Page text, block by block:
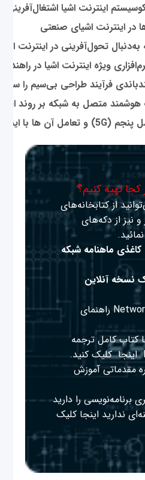
اینترنت اشیا اشتغال‌آفرینى
در اینترنت اشیاى صنعتى
به‌دنبال تحول‌آفرینى در اینترنت اشیا
ویژه اینترنت اشیا در راهند
فرآیند طراحى بى‌سیم را ساده
هوشمند متصل به شبکه بر روند
پنجم (
5G
)و تعامل آن ها با
کجا تهیه کنیم؟
از کتابخانه‌های
نیز از دکه‌های
ماهنامه شبکه
نسخه آنلاین
+Network راهنمای
کتاب کامل ترجمه
اینجا کلیک کنید.
مقدماتی آموزش
برنامه‌نویسی را دارید
نداریداینجا کلیک